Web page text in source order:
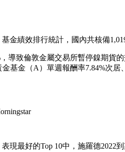
金績效排行統計，國內共核備
導致倫敦金屬交易所暫停鎳期貨
基金（A）單週報酬率7.84%次
現最好的Top 10中，施羅德